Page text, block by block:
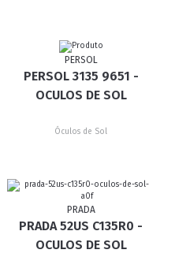
PERSOL
PERSOL 3135 9651 -
OCULOS DE SOL
Óculos de Sol
PRADA
PRADA 52US C135R0 -
OCULOS DE SOL